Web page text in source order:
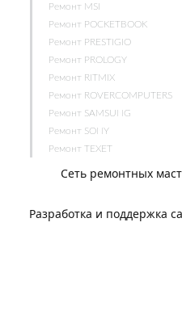
Ремонт MSI
Ремонт POCKETBOOK
Ремонт PRESTIGIO
Ремонт PROLOGY
Ремонт RITMIX
Ремонт ROVERCOMPUTERS
Ремонт SAMSUNG
Ремонт SONY
Ремонт TEXET
Сеть ремонтных
Разработка и поддержка